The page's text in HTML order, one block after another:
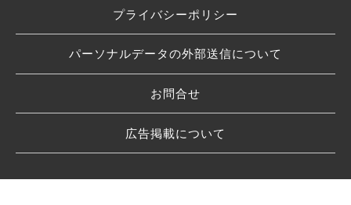
プライバシーポリシー
パーソナルデータの外部送信について
お問合せ
広告掲載について